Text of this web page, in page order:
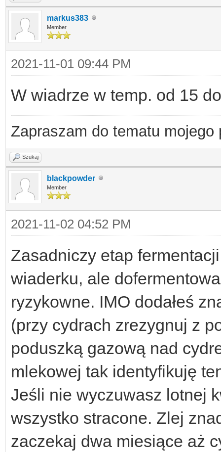
markus383
Member
2021-11-01 09:44 PM
W wiadrze w temp. od 15
Zapraszam do tematu
Szukaj
blackpowder
Member
2021-11-02 04:52 PM
Zasadniczy etap
wiaderku, ale
ryzykowne. IMO dodałeś
(przy cydrach zrezygnuj z
poduszką gazową nad
mlekowej tak identyfikuję
Jeśli nie wyczuwasz lotnej
wszystko stracone. Zlej
zaczekaj dwa miesiące aż